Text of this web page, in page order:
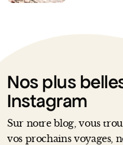
Nos plus
Instagram
Sur notre blog, vous
vos prochains voyages,